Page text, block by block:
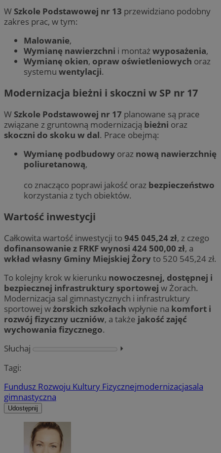
W Szkole Podstawowej nr 13 przewidziano podobny
zakres prac, w tym:
Malowanie,
Wymianę nawierzchni i montażwyposażenia,
Wymianę okien, opraw oświetleniowych oraz
systemu wentylacji.
Modernizacja bieżni i skoczni w SP nr 17
W Szkole Podstawowej nr 17 planowane są prace
związane z gruntowną modernizacją bieżni oraz
skoczni do skoku w dal. Prace obejmą:
Wymianę podbudowy oraz nową nawierzchnię
poliuretanową,
co znacząco poprawi jakość oraz bezpieczeństwo
korzystania z tych obiektów.
Wartość inwestycji
Całkowita wartość inwestycji to945 045,24 zł, z czego
dofinansowanie z FRKF wynosi 424 500,00 zł, a
wkład własny Gminy Miejskiej Żoryto 520 545,24 zł.
To kolejny krok w kierunku nowoczesnej, dostępnej i
bezpiecznej infrastruktury sportowej w Żorach.
Modernizacja sal gimnastycznych i infrastruktury
sportowej wżorskich szkołach wpłynie na komfort i
rozwój fizyczny uczniów, a także jakość zajęć
wychowania fizycznego.
Słuchaj
⏵︎
Tagi:
Fundusz Rozwoju Kultury Fizycznejmodernizacjasala
gimnastyczna
Udostępnij